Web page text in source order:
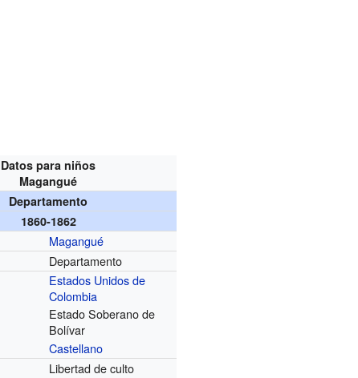
Datos para niños
Magangué
Departamento
1860-1862
Magangué
Departamento
Estados Unidos de
Colombia
Estado Soberano de
Bolívar
Castellano
Libertad de culto